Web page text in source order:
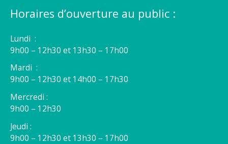
Horaires d’ouverture au public :
Lundi :
9h00 – 12h30 et 13h30 – 17h00
Mardi :
9h00 – 12h30 et 14h00 – 17h30
Mercredi :
9h00 – 12h30
Jeudi :
9h00 – 12h30 et 13h30 – 17h00